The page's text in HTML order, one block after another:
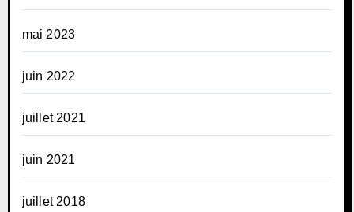
mai 2023
juin 2022
juillet 2021
juin 2021
juillet 2018